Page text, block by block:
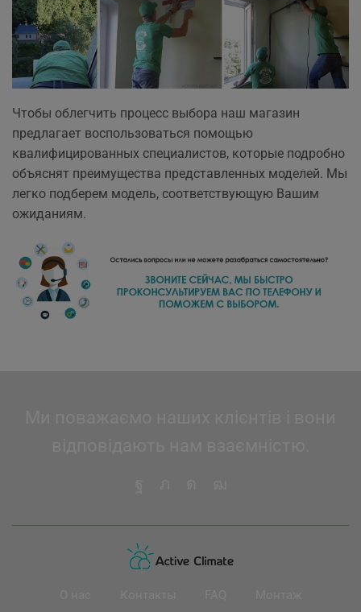
Чтобы облегчить процесс выбора наш магазин
предлагает воспользоваться помощью
квалифицированных специалистов, которые подробно
объяснят преимущества представленных моделей. Мы
легко подберем модель, соответствующую Вашим
ожиданиям.